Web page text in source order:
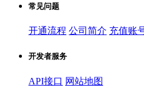
常见问题
开通流程 公司简介 充值账
开发者服务
API接口 网站地图